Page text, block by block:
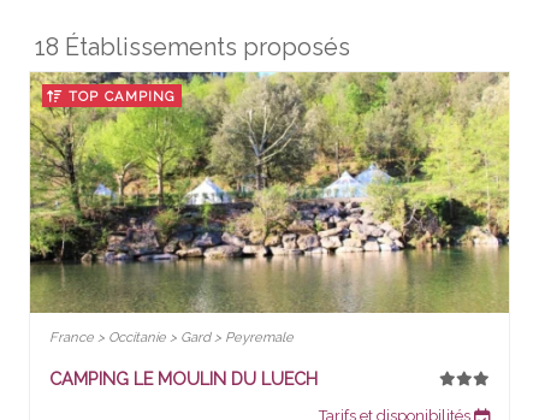
18 Établissements proposés
TOP CAMPING
France > Occitanie > Gard > Peyremale
CAMPING LE MOULIN DU LUECH
Tarifs et disponibilités